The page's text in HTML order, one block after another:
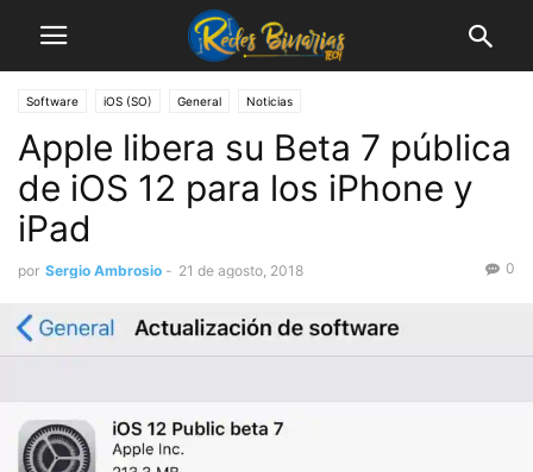
Software iOS (SO) General Noticias
Apple libera su Beta 7 pública
de iOS 12 para los iPhone y
iPad
por Sergio Ambrosio - 21 de agosto, 2018 0